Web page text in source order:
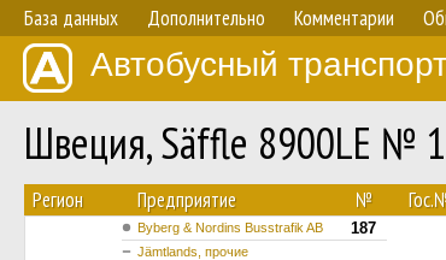
База данных Дополнительно Комментарии
Автобусный
Швеция, Säffle 8900LE №
Регион Предприятие №
Byberg & Nordins Busstrafik AB 187
Jämtlands, прочие